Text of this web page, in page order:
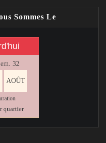
Sommes Le
32
AOÛT
quartier